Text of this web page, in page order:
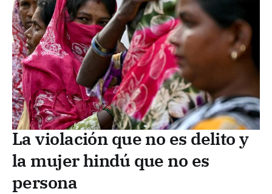
La violación que no es delito y
la mujer hindú que no es
persona